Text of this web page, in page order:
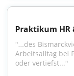
Praktikum HR
"...des
Arbeitsalltag bei
oder vertiefst..."